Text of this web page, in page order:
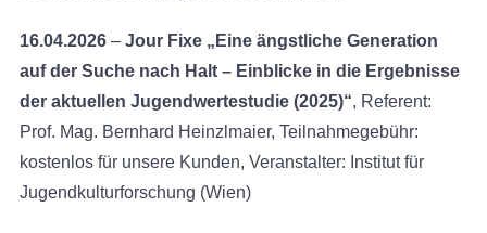
16.04.2026– Jour Fixe „Eine ängstliche Generation
auf der Suche nach Halt – Einblicke in die Ergebnisse
der aktuellen Jugendwertestudie (2025)“, Referent:
Prof. Mag. Bernhard Heinzlmaier, Teilnahmegebühr:
kostenlos für unsere Kunden, Veranstalter: Institut für
Jugendkulturforschung (Wien)